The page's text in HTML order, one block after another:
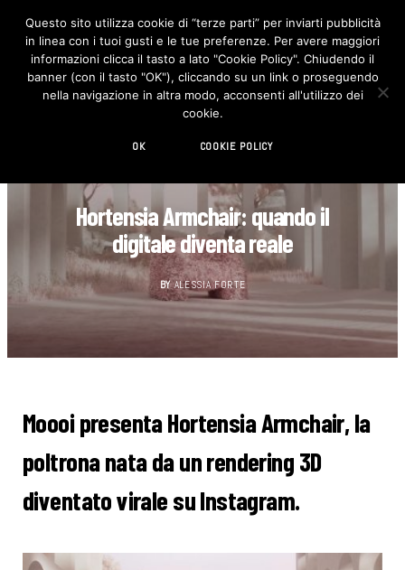
F
c
e
b
o
I
n
s
t
Hortensia Armchair: quando il
digitale diventa reale
BY ALESSIA FORTE
Moooi presenta Hortensia Armchair, la
poltrona nata da un rendering 3D
diventato virale su Instagram.
Questo sito utilizza cookie di “terze parti” per inviarti pubblicità
in linea con i tuoi gusti e le tue preferenze. Per avere maggiori
informazioni clicca il tasto a lato "Cookie Policy". Chiudendo il
banner (con il tasto "OK"), cliccando su un link o proseguendo
nella navigazione in altra modo, acconsenti all'utilizzo dei
cookie.
OK COOKIE POLICY